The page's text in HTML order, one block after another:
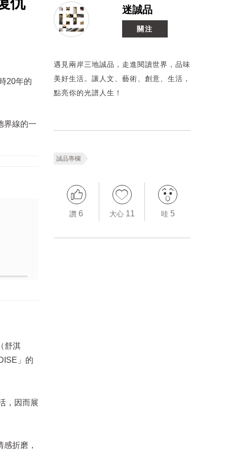
20年的
界線的一
舒淇
」的
，因而展
折磨，
迷誠品
關注
遇見兩岸三地誠品，走進閱讀世界，品味
美好生活。讓人文、藝術、創意、生活，
點亮你的光譜人生！
誠品專欄
讚 6 大心 11 哇 5